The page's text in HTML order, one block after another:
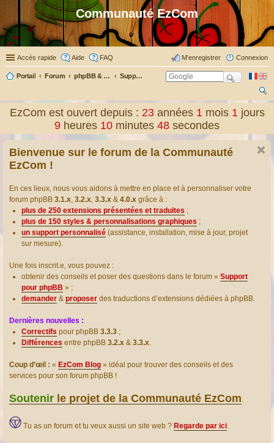
Communauté EzCom
Accès rapide Aide FAQ Connexion
M’enregistrer
Portail Forum phpBB & Co Support pour phpBB
ch
er
EzCom est ouvert depuis : 23 années1 mois1 jours
9 heures 10 minutes 48 secondes
Bienvenue sur le forum de la Communauté
EzCom !
En ces lieux, nous vous aidons à mettre en place et à personnaliser votre
forum phpBB 3.1.x, 3.2.x, 3.3.x & 4.0.x grâce à :
plus de 250 extensions présentées et traduites ;
plus de 150 styles & personnalisations graphiques ;
un support personnalisé (assistance, installation, mise à jour, projet
sur mesure).
Une fois inscrit.e, vous pouvez :
obtenir des conseils et poser des questions dans le forum « Support
pour phpBB » ;
demander & proposer des traductions d’extensions dédiées à phpBB.
Dernières nouvelles :
Correctifs pour phpBB 3.3.3 ;
Différences entre phpBB 3.2.x & 3.3.x.
Coup d’œil : « EzCom Blog » idéal pour trouver des conseils et des
services pour son forum phpBB !
Soutenir le projet de la Communauté EzCom.
Tu as un forum et tu veux aussi un site web ? Regarde par ici.